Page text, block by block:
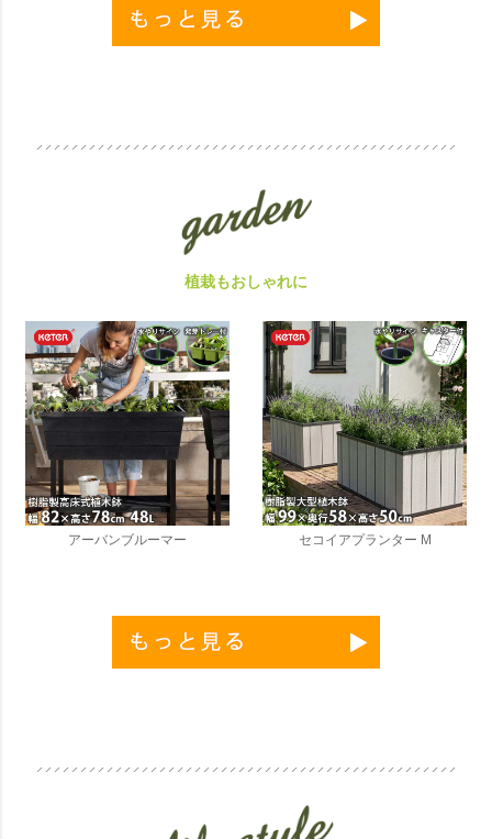
植栽もおしゃれに
アーバンブルーマー セコイアプランター M